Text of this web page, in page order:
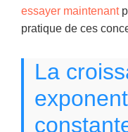
essayer maintenant
pratique de ces
La